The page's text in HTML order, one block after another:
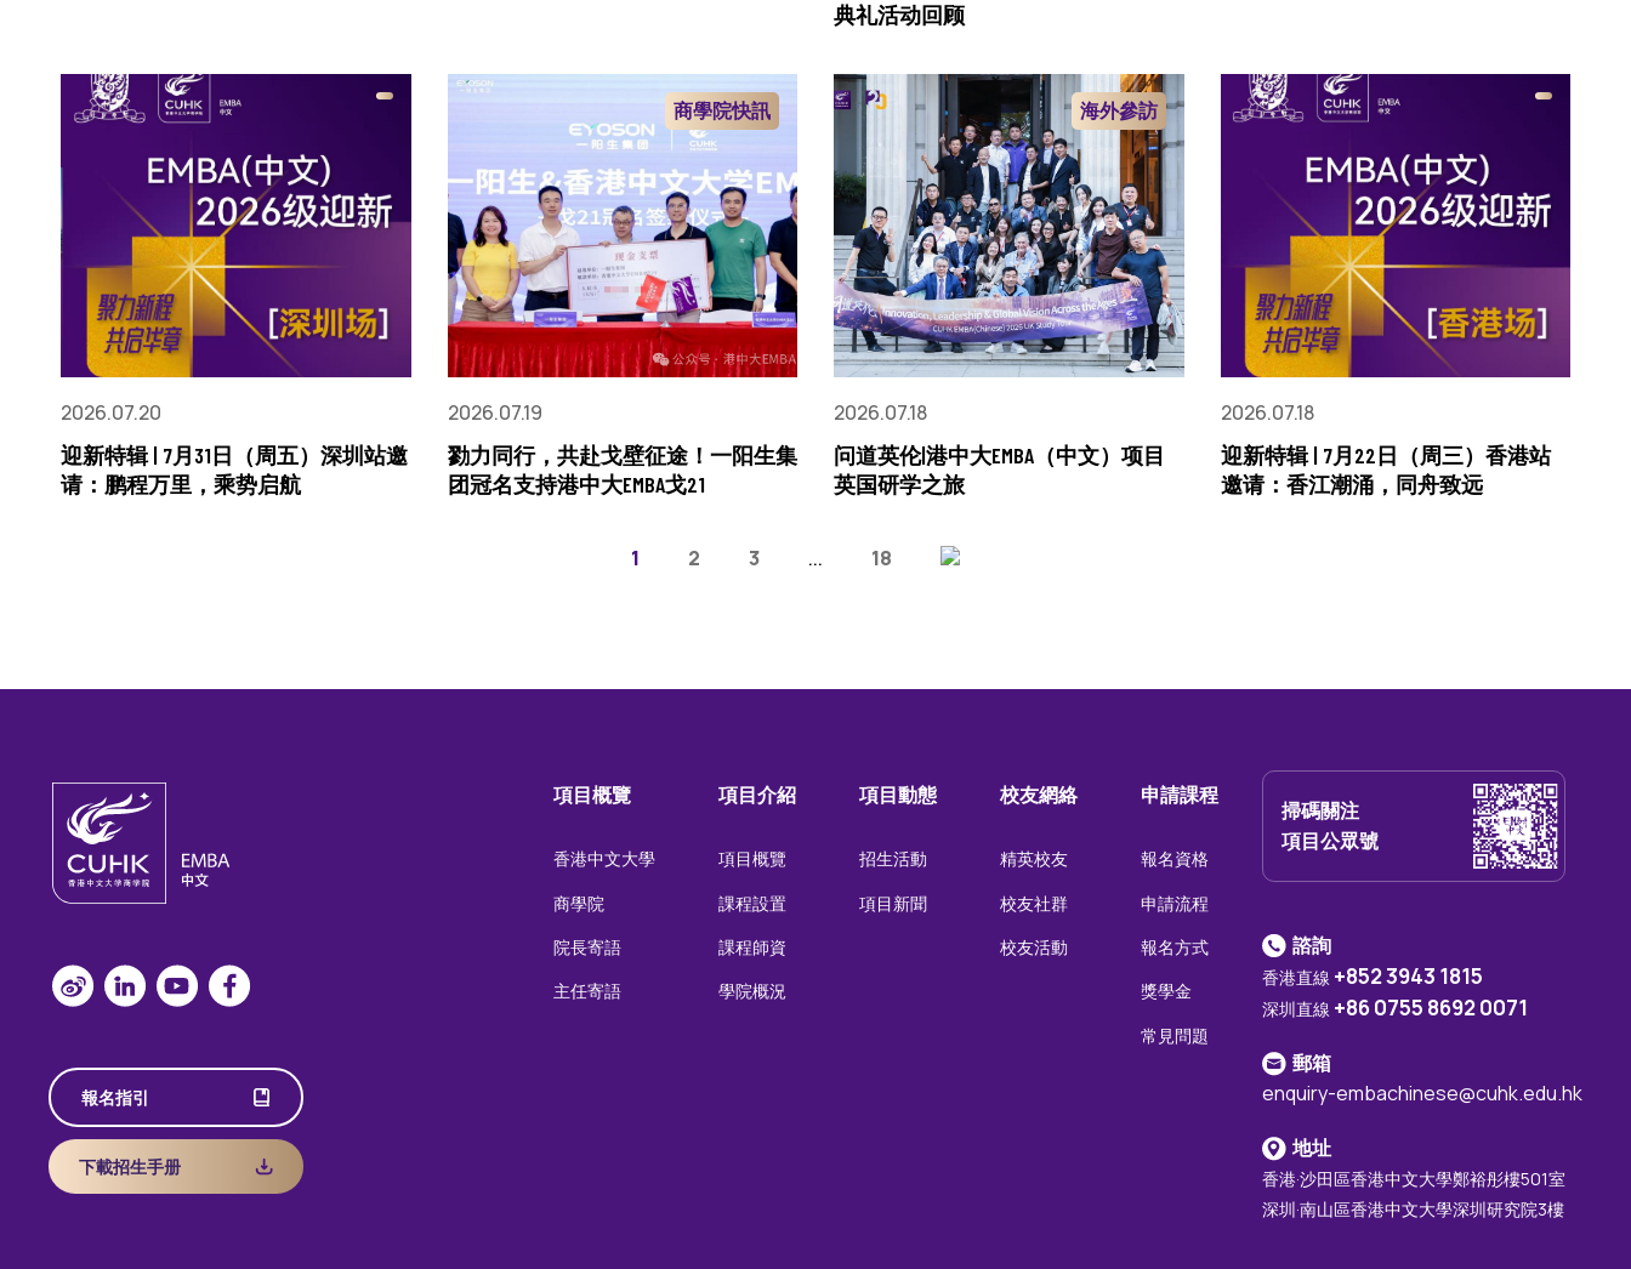
典礼活动回顾
2026.07.20
迎新特辑 | 7月31日（周五）深圳站邀
请：鹏程万里，乘势启航
商學院快訊
2026.07.19
勠力同行，共赴戈壁征途！一阳生集
团冠名支持港中大EMBA戈21
海外參訪
2026.07.18
问道英伦|港中大EMBA（中文）项目
英国研学之旅
2026.07.18
迎新特辑 | 7月22日（周三）香港站
邀请：香江潮涌，同舟致远
1 2 3 ... 18
報名指引
下載招生手册
項目概覽
香港中文大學
商學院
院長寄語
主任寄語
項目介紹
項目概覽
課程設置
課程師資
學院概況
項目動態
招生活動
項目新聞
校友網絡
精英校友
校友社群
校友活動
申請課程
報名資格
申請流程
報名方式
獎學金
常見問題
掃碼關注
項目公眾號
諮詢
香港直線 +852 3943 1815
深圳直線 +86 0755 8692 0071
郵箱
enquiry-embachinese@cuhk.edu.hk
地址
香港·沙田區香港中文大學鄭裕彤樓501室
深圳·南山區香港中文大學深圳研究院3樓